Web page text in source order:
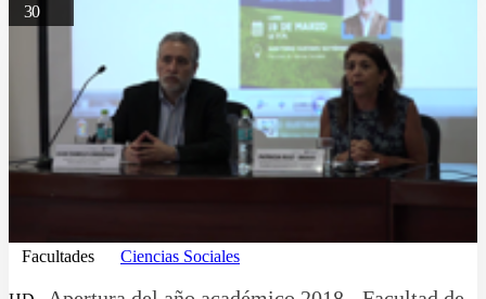
30
Facultades Ciencias Sociales